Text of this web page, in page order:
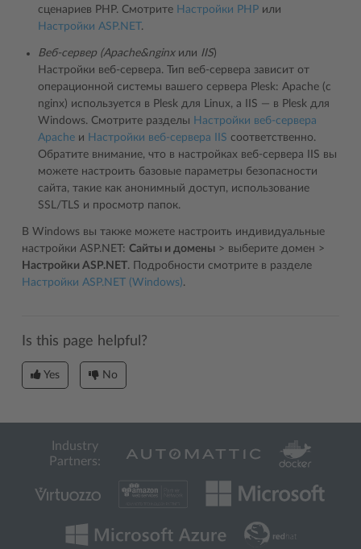
сценариев PHP. Смотрите Настройки PHP или
Настройки ASP.NET .
Веб-сервер (Apache&nginxили IIS)
Настройки веб-сервера. Тип веб-сервера зависит от
операционной системы вашего сервера Plesk: Apache (с
nginx) используется в Plesk для Linux, а IIS ― в Plesk для
Windows. Смотрите разделы Настройки веб-сервера
Apache и Настройки веб-сервера IIS соответственно.
Обратите внимание, что в настройках веб-сервера IIS вы
можете настроить базовые параметры безопасности
сайта, такие как анонимный доступ, использование
SSL/TLS и просмотр папок.
В Windows вы также можете настроить индивидуальные
настройки ASP.NET: Сайты и домены > выберите домен >
Настройки ASP.NET. Подробности смотрите в разделе
Настройки ASP.NET (Windows).
Is this page helpful?
Yes No
Industry
Partners: